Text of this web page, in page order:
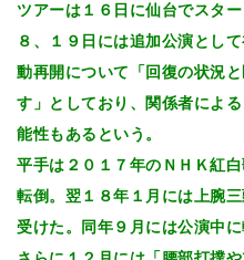
ツアーは１６日に仙台でスタ
８、１９日には追加公演とし
動再開について「回復の状況
す」としており、関係者によ
能性もあるという。
平手は２０１７年のＮＨＫ紅
転倒。翌１８年１月には上腕
受けた。同年９月には公演中